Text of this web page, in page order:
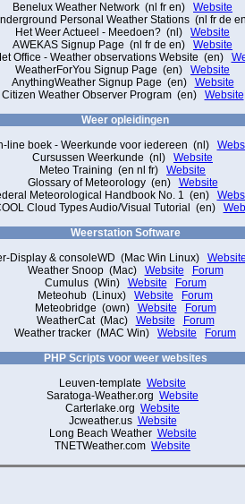
Benelux Weather Network (nl fr en) Website
Personal Weather Stations (nl fr de
Het Weer Actueel - Meedoen? (nl) Website
AWEKAS Signup Page (nl fr de en) Website
Office - Weather observations Website (en)
WeatherForYou Signup Page (en) Website
AnythingWeather Signup Page (en) Website
Citizen Weather Observer Program (en) Website
Weer opleidingen
line boek - Weerkunde voor iedereen (nl)
Cursussen Weerkunde (nl) Website
Meteo Training (en nl fr) Website
Glossary of Meteorology (en) Website
Meteorological Handbook No. 1 (en)
Cloud Types Audio/Visual Tutorial (en)
Weerstation Software
Display & consoleWD (Mac Win Linux) Website
Weather Snoop (Mac) Website
Forum
Cumulus (Win) Website
Forum
Meteohub (Linux) Website
Forum
Meteobridge (own) Website
Forum
WeatherCat (Mac) Website
Forum
Weather tracker (MAC Win) Website
Forum
PHP Scripts voor weer websites
Leuven-template Website
Saratoga-Weather.org Website
Carterlake.org Website
Jcweather.us Website
Long Beach Weather Website
TNETWeather.com Website